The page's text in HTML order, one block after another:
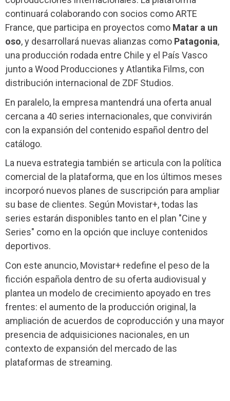
continuará colaborando con socios como ARTE
France, que participa en proyectos como Matar a un
oso, y desarrollará nuevas alianzas como Patagonia,
una producción rodada entre Chile y el País Vasco
junto a Wood Producciones y Atlantika Films, con
distribución internacional de ZDF Studios.
En paralelo, la empresa mantendrá una oferta anual
cercana a 40 series internacionales, que convivirán
con la expansión del contenido español dentro del
catálogo.
La nueva estrategia también se articula con la política
comercial de la plataforma, que en los últimos meses
incorporó nuevos planes de suscripción para ampliar
su base de clientes. Según Movistar+, todas las
series estarán disponibles tanto en el plan "Cine y
Series" como en la opción que incluye contenidos
deportivos.
Con este anuncio, Movistar+ redefine el peso de la
ficción española dentro de su oferta audiovisual y
plantea un modelo de crecimiento apoyado en tres
frentes: el aumento de la producción original, la
ampliación de acuerdos de coproducción y una mayor
presencia de adquisiciones nacionales, en un
contexto de expansión del mercado de las
plataformas de streaming.